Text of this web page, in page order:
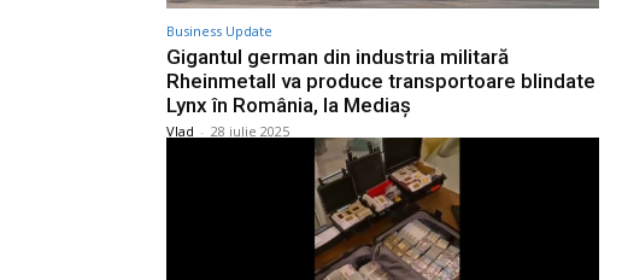
Business Update
Gigantul german din industria militară
Rheinmetall va produce transportoare blindate
Lynx în România, la Mediaș
Vlad - 28 iulie 2025